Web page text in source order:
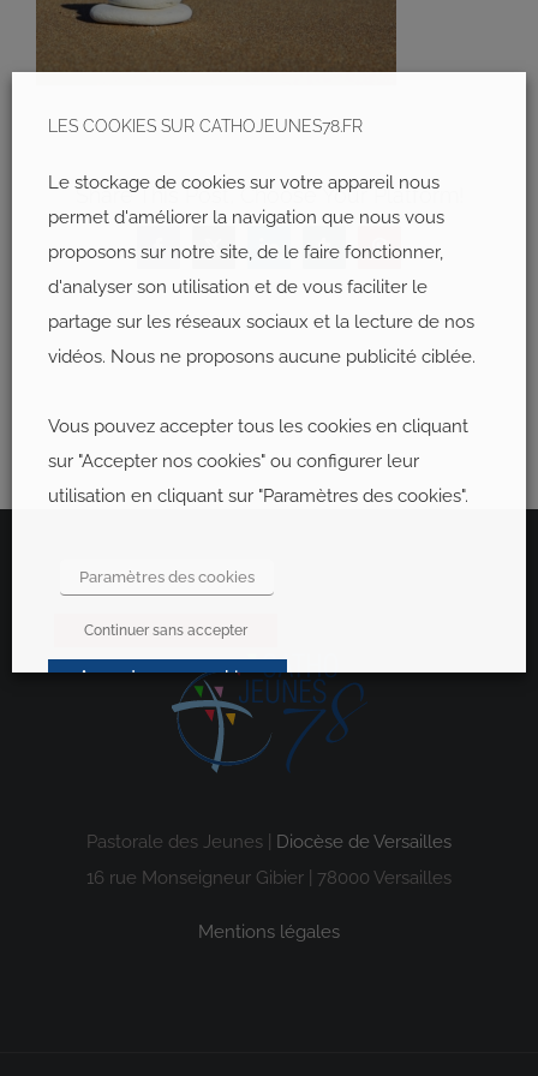
Share This Post, Choose Your Platform!
Facebook
X LinkedInTumblrPinterest
Pastorale des Jeunes |
Diocèse de Versailles
16 rue Monseigneur Gibier | 78000 Versailles
Mentions légales
LES COOKIES SUR CATHOJEUNES78.FR
Le stockage de cookies sur votre appareil nous
permet d'améliorer la navigation que nous vous
proposons sur notre site, de le faire fonctionner,
d'analyser son utilisation et de vous faciliter le
partage sur les réseaux sociaux et la lecture de nos
vidéos. Nous ne proposons aucune publicité ciblée.
Vous pouvez accepter tous les cookies en cliquant
sur "Accepter nos cookies" ou configurer leur
utilisation en cliquant sur "Paramètres des cookies".
Paramètres des cookies
Continuer sans accepter
Accepter nos cookies